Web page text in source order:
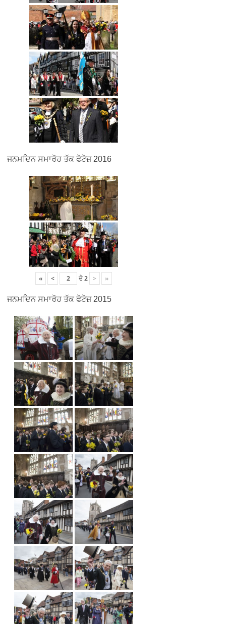
ਜਨਮਦਿਨ ਸਮਾਰੋਹ ਤੱਕ ਫੋਟੋਜ਼ 2016
« < ਦੇ2 > »
ਜਨਮਦਿਨ ਸਮਾਰੋਹ ਤੱਕ ਫੋਟੋਜ਼ 2015